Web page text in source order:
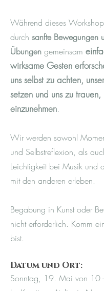
Während dieses
durch sanfte Bewegungen
Übungen gemeinsam
wirksame Gesten
uns selbst zu achten,
setzen und uns zu trauen,
einzunehmen.
Wir werden sowohl
und Selbstreflexion, als
Leichtigkeit bei Musik und
mit den anderen erleben.
Begabung in Kunst oder
nicht erforderlich. Komm
bist.
Datum und Ort:
Sonntag, 19. Mai von 10